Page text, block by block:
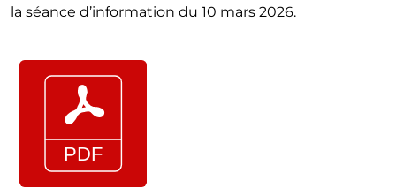
la séance d’information du 10 mars 2026.